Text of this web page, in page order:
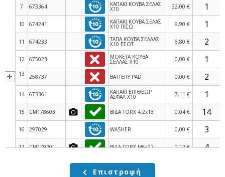
7 673364 ΚΑΠΑΚΙ ΚΟΥΒΑ ΣΕΛΑΣ
Χ10 32,00 €
10 674241 ΚΑΠΑΚΙ ΚΟΥΒΑ ΣΕΛΑΣ
Χ10 ΠΙΣΩ 9,90 €
11 674233 ΤΑΠΑ ΚΟΥΒΑ ΣΕΛΛΑΣ
Χ10 ΕΣΩΤ 6,80 €
12 675023 ΜΟΚΕΤΑ ΚΟΥΒΑ
ΣΕΛΛΑΣ Χ10 0,00 €
13 258737 BATTERY PAD 0,00 €
14 673361 ΚΑΠΑΚΙ ΕΠΙΘΕΩΡ
ΑΣΦΑΛ Χ10 7,11 €
15 CM178603 ΒΙΔΑ TORX 4,2x13 0,04 €
16 297029 WASHER 0,00 €
17 CM179201 ΒΙΔΑ TORX M6x22 0,12 €
ΒΙΔΑ TORX (H=16)
Επιστροφή